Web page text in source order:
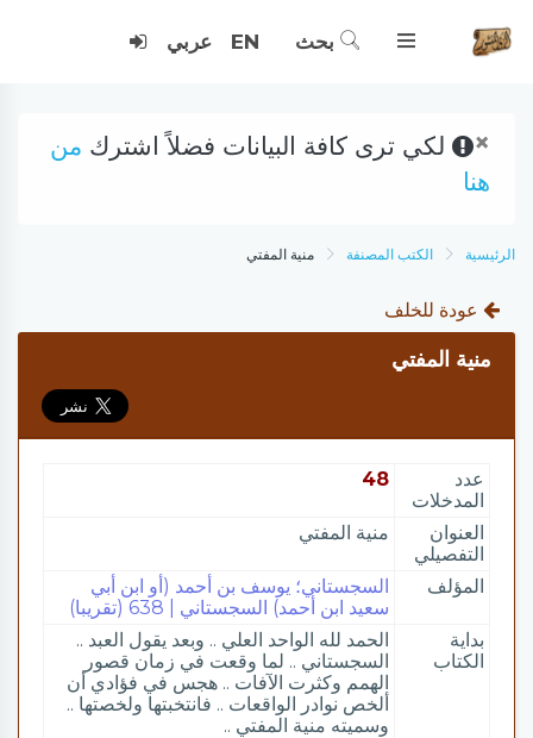
بحث EN عربي
× لكي ترى كافة البيانات فضلاً اشترك من
هنا
الرئيسية الكتب المصنفة منية المفتي
عودة للخلف
منية المفتي
عدد
المدخلات
48
العنوان
التفصيلي
منية المفتي
المؤلف
السجستاني؛ يوسف بن أحمد (أو ابن أبي
سعيد ابن أحمد) السجستاني | 638 (تقريبا)
بداية
الكتاب
الحمد لله الواحد العلي .. وبعد يقول العبد ..
السجستاني .. لما وقعت في زمان قصور
الهمم وكثرت الآفات .. هجس في فؤادي أن
ألخص نوادر الواقعات .. فانتخبتها ولخصتها ..
وسميته منية المفتي ..